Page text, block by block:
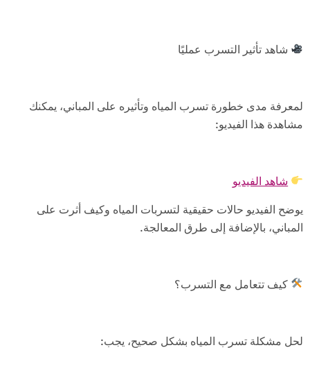
شاهد تأثير التسرب عمليًا
لمعرفة مدى خطورة تسرب المياه وتأثيره على المباني، يمكنك
مشاهدة هذا الفيديو:
شاهد الفيديو
يوضح الفيديو حالات حقيقية لتسربات المياه وكيف أثرت على
المباني، بالإضافة إلى طرق المعالجة.
كيف تتعامل مع التسرب؟
لحل مشكلة تسرب المياه بشكل صحيح، يجب: